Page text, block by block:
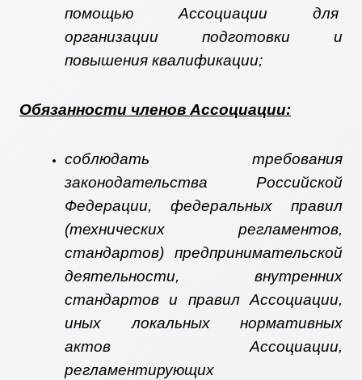
помощью Ассоциации для
организации подготовки и
повышения квалификации;
Обязанности членов Ассоциации:
соблюдать требования
законодательства Российской
Федерации, федеральных правил
(технических регламентов,
стандартов) предпринимательской
деятельности, внутренних
стандартов и правил Ассоциации,
иных локальных нормативных
актов Ассоциации,
регламентирующих